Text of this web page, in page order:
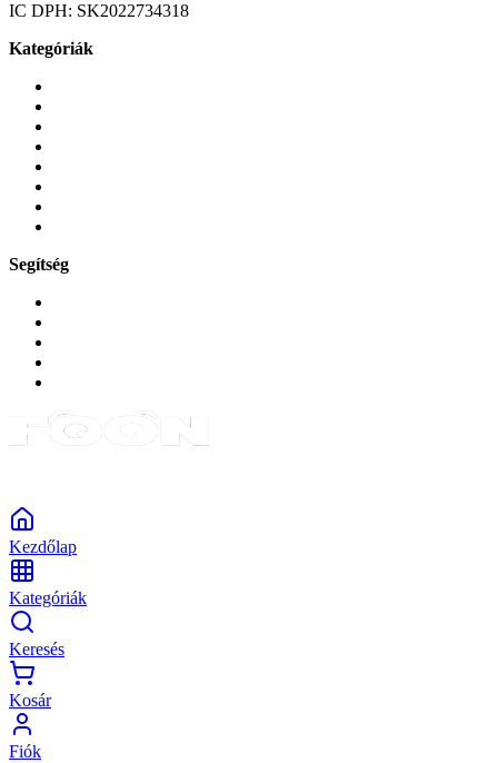
IC DPH: SK2022734318
Kategóriák
Segítség
Kezdőlap
Kategóriák
Keresés
Kosár
Fiók